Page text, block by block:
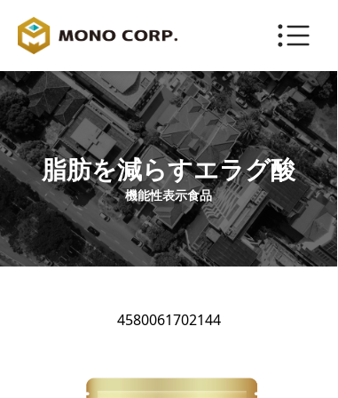
脂肪を減らすエラグ酸
機能性表示食品
4580061702144
ENGLISH
お問い合わせ